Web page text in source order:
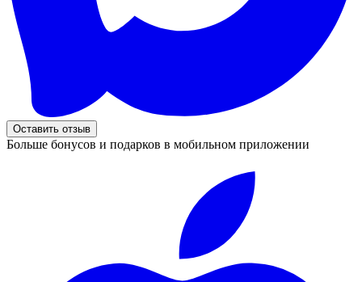
Оставить отзыв
Больше бонусов и подарков в мобильном приложении